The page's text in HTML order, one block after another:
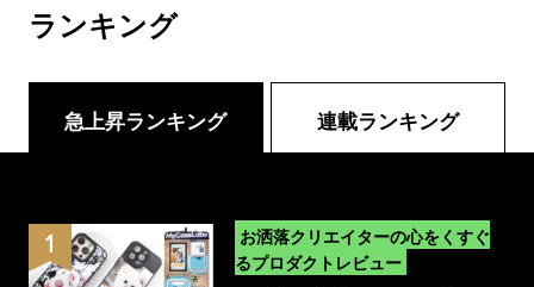
ランキング
急上昇ランキング
お洒落クリエイターの心をくすぐ
るプロダクトレビュー
連載ランキング